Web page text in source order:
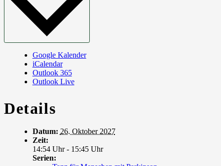
Google Kalender
iCalendar
Outlook 365
Outlook Live
Details
Datum: 26. Oktober 2027
Zeit:
14:54 Uhr - 15:45 Uhr
Serien: